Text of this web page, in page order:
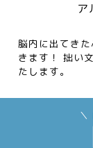
ア
脳内に出てき
きます！ 拙い
たします。
＼